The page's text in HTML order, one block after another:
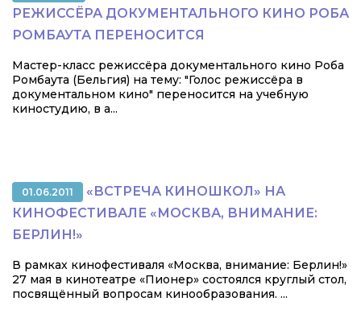
РЕЖИССЁРА ДОКУМЕНТАЛЬНОГО КИНО РОБА
РОМБАУТА ПЕРЕНОСИТСЯ
Мастер-класс режиссёра документального кино Роба
Ромбаута (Бельгия) на тему: "Голос режиссёра в
документальном кино" переносится на учебную
киностудию, в а...
01.06.2011
«ВСТРЕЧА КИНОШКОЛ» НА
КИНОФЕСТИВАЛЕ «МОСКВА, ВНИМАНИЕ:
БЕРЛИН!»
В рамках кинофестиваля «Москва, внимание: Берлин!»
27 мая в кинотеатре «Пионер» состоялся круглый стол,
посвящённый вопросам кинообразования. ...